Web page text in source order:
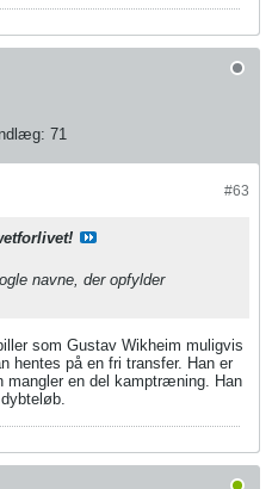
Indlæg: 71
#63
navne, der opfylder
som Gustav Wikheim muligvis
hentes på en fri transfer. Han er
mangler en del kamptræning. Han